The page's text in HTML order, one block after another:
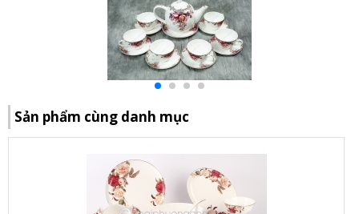
Sản phẩm cùng danh mục